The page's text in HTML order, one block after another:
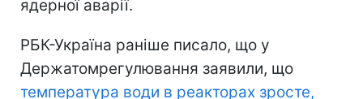
ядерної аварії.
РБК-Україна раніше писало, що у
Держатомрегулювання заявили, що
температура води в реакторах зросте,